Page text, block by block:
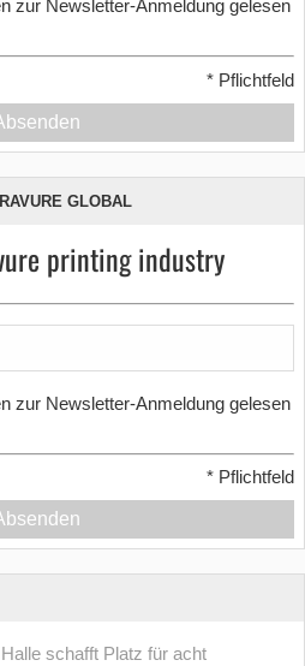
zur Newsletter-Anmeldung gelesen
* Pflichtfeld
GLOBAL
printing industry
zur Newsletter-Anmeldung gelesen
* Pflichtfeld
schafft Platz für acht